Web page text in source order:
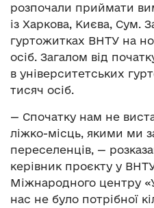
розпочали приймати
із Харкова, Києва, Сум.
гуртожитках ВНТУ на
осіб. Загалом від
в університетських
тисяч осіб.
— Спочатку нам не
ліжко-місць, якими ми
переселенців, —
керівник проєкту у
Міжнародного центру
нас не було потрібної